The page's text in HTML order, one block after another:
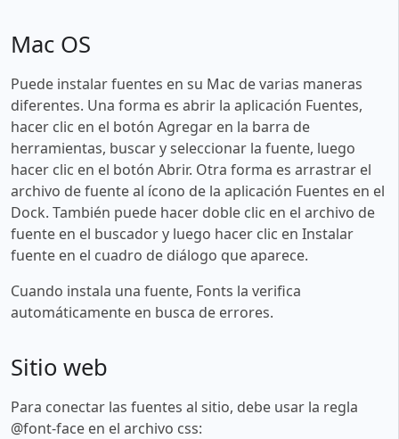
Mac OS
Puede instalar fuentes en su Mac de varias maneras
diferentes. Una forma es abrir la aplicación Fuentes,
hacer clic en el botón Agregar en la barra de
herramientas, buscar y seleccionar la fuente, luego
hacer clic en el botón Abrir. Otra forma es arrastrar el
archivo de fuente al ícono de la aplicación Fuentes en el
Dock. También puede hacer doble clic en el archivo de
fuente en el buscador y luego hacer clic en Instalar
fuente en el cuadro de diálogo que aparece.
Cuando instala una fuente, Fonts la verifica
automáticamente en busca de errores.
Sitio web
Para conectar las fuentes al sitio, debe usar la regla
@font-face en el archivo css: